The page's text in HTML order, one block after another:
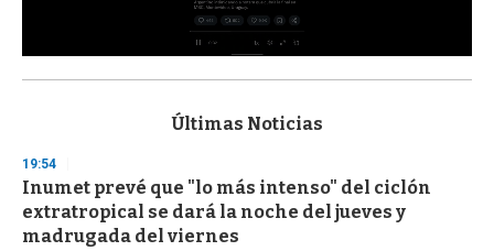
s
d
s
o
f
3
Últimas Noticias
19:54
Inumet prevé que "lo más intenso" del ciclón
extratropical se dará la noche del jueves y
madrugada del viernes